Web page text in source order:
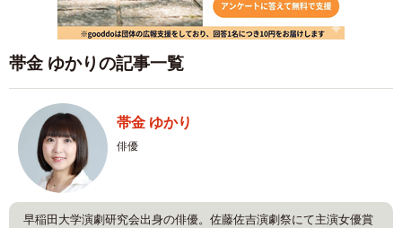
帯金 ゆかりの記事一覧
帯金 ゆかり
俳優
早稲田大学演劇研究会出身の俳優。佐藤佐吉演劇祭にて主演女優賞